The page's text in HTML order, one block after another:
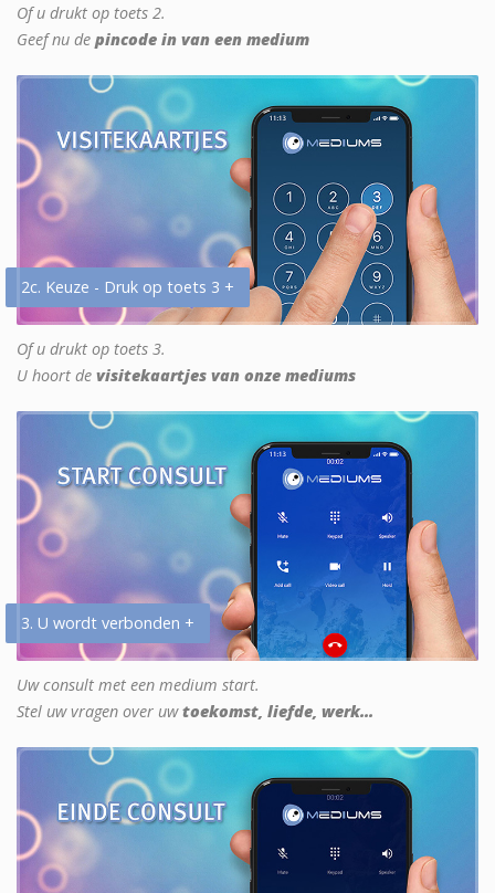
Of u drukt op toets 2.
Geef nu de pincode in van een medium
2c. Keuze - Druk op toets 3 +
Of u drukt op toets 3.
U hoort de visitekaartjes van onze mediums
3. U wordt verbonden +
Uw consult met een medium start.
Stel uw vragen over uwtoekomst, liefde, werk...